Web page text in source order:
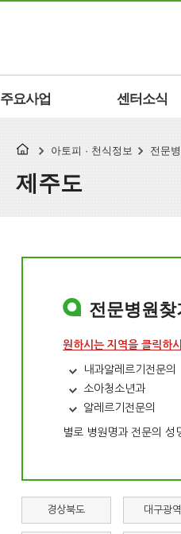
주요사업 센터소식
아토피 · 천식정보 전문
제주도
전문병원찾
원하시는 지역을 클릭하
내과알레르기전문의
소아청소년과
알레르기전문의
별로 병원명과 전문의 성
경상북도 대구광